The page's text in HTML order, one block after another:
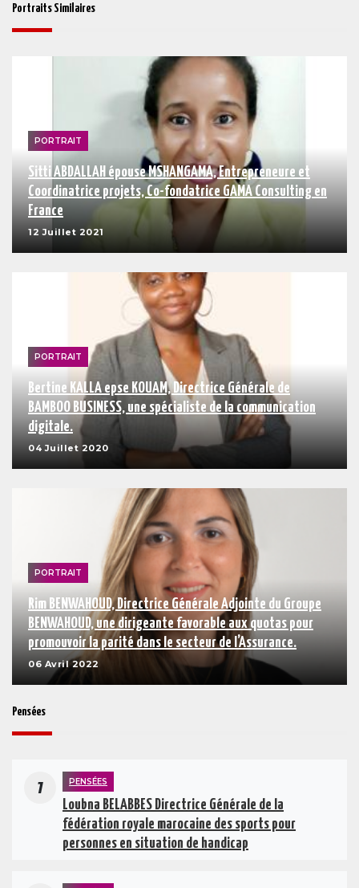
Portraits Similaires
PORTRAIT
Sitti ABDALLAH épouse MSHANGAMA, Entrepreneure et
Coordinatrice projets, Co-fondatrice GAMA Consulting en
France
12 Juillet 2021
PORTRAIT
Bertine KALLA epse KOUAM, Directrice Générale de
BAMBOO BUSINESS, une spécialiste de la communication
digitale.
04 Juillet 2020
PORTRAIT
Rim BENWAHOUD, Directrice Générale Adjointe du Groupe
BENWAHOUD, une dirigeante favorable aux quotas pour
promouvoir la parité dans le secteur de l’Assurance.
06 Avril 2022
Pensées
1 PENSÉES
Loubna BELABBES Directrice Générale de la
fédération royale marocaine des sports pour
personnes en situation de handicap